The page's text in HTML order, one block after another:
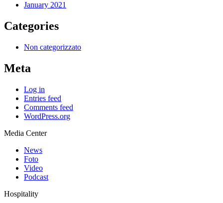
January 2021
Categories
Non categorizzato
Meta
Log in
Entries feed
Comments feed
WordPress.org
Media Center
News
Foto
Video
Podcast
Hospitality